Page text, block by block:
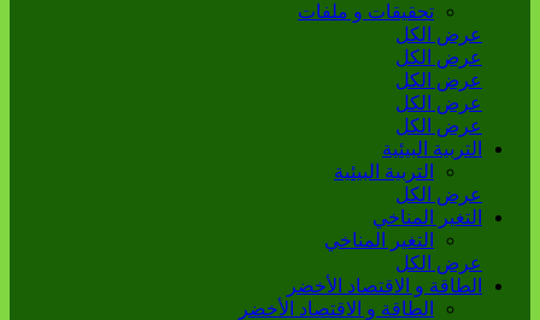
تحقيقات و ملفات
عرض الكل
عرض الكل
عرض الكل
عرض الكل
عرض الكل
التربية البيئية
التربية البيئية
عرض الكل
التغير المناخي
التغير المناخي
عرض الكل
الطاقة و الاقتصاد الأخضر
الطاقة و الاقتصاد الأخضر